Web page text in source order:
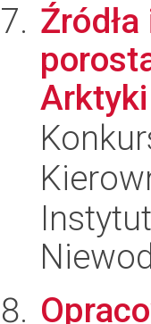
Arktyki